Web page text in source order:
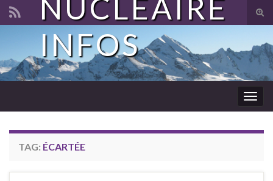
Search for:
NUCLÉAIRE
INFOS
TAG: ÉCARTÉE